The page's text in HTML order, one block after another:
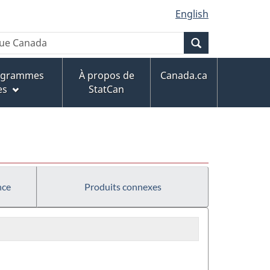
English
À propos de
StatCan
Canada.ca
Produits connexes